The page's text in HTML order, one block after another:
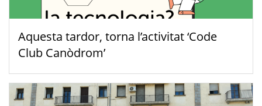
Aquesta tardor, torna l’activitat ‘Code
Club Canòdrom’